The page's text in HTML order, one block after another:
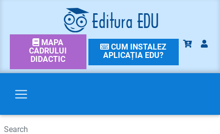
MAPA
CADRULUI
DIDACTIC
CUM INSTALEZ
APLICAȚIA EDU?